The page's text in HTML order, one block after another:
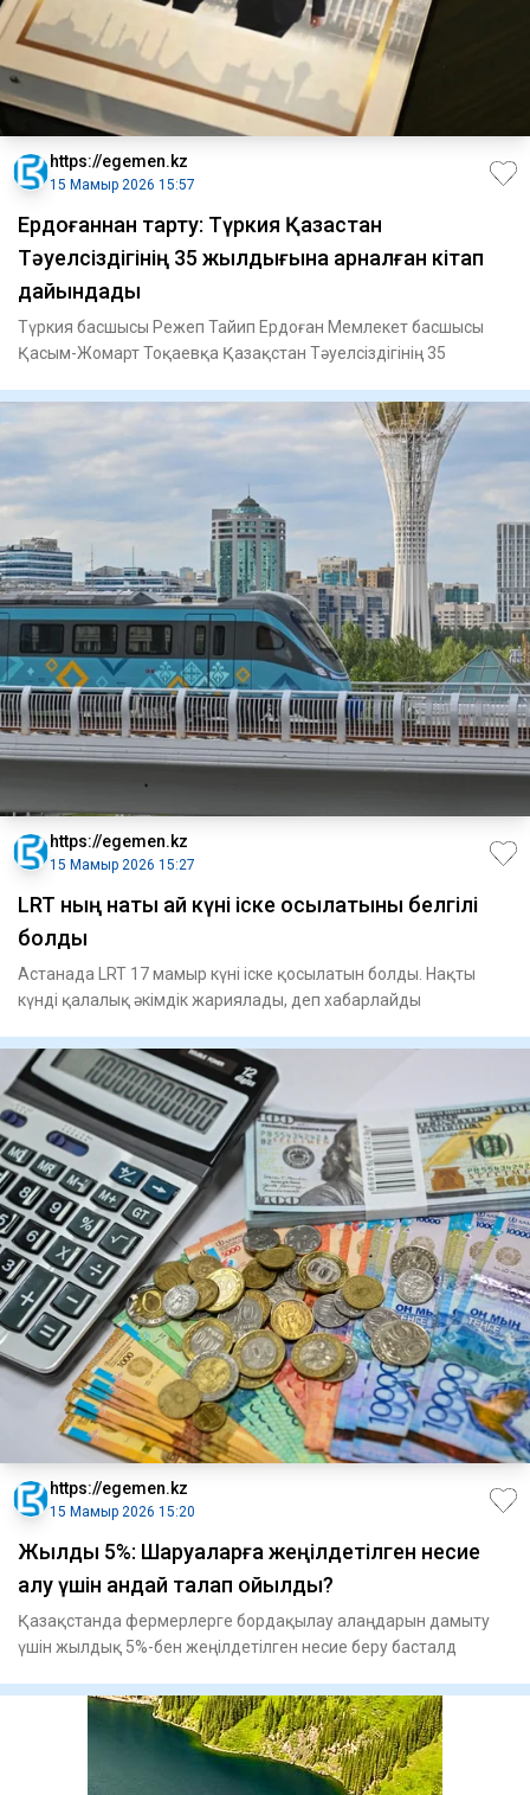
https://egemen.kz
15 Мамыр 2026 15:57
Ердоғаннан тарту: Түркия Қазақстан
Тәуелсіздігінің 35 жылдығына арналған кітап
дайындады
Түркия басшысы Режеп Тайип Ердоған Мемлекет басшысы
Қасым-Жомарт Тоқаевқа Қазақстан Тәуелсіздігінің 35
https://egemen.kz
15 Мамыр 2026 15:27
LRT ның нақты қай күні іске қосылатыны белгілі
болды
Астанада LRT 17 мамыр күні іске қосылатын болды. Нақты
күнді қалалық әкімдік жариялады, деп хабарлайды
https://egemen.kz
15 Мамыр 2026 15:20
Жылдық 5%: Шаруаларға жеңілдетілген несие
алу үшін қандай талап қойылды?
Қазақстанда фермерлерге бордақылау алаңдарын дамыту
үшін жылдық 5%-бен жеңілдетілген несие беру басталд